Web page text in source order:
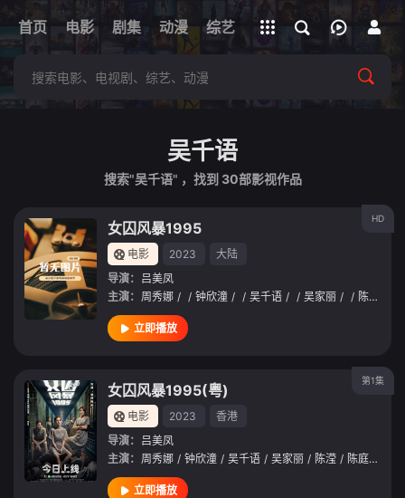
首页 电影 剧集 动漫 综艺 短剧 直播 APP
下载客户端
立即登录
吴千语
搜索"吴千语" ，找到 30部影视作品
HD
女囚风暴1995
电影 2023
大陆
导演： 吕美凤
主演： 周秀娜 / / 钟欣潼 / / 吴千语 / / 吴家丽 / / 陈滢
立即播放
第1集
女囚风暴1995(粤)
电影 2023
香港
导演： 吕美凤
主演： 周秀娜 / 钟欣潼 / 吴千语 / 吴家丽 / 陈滢 / 陈庭欣
立即播放